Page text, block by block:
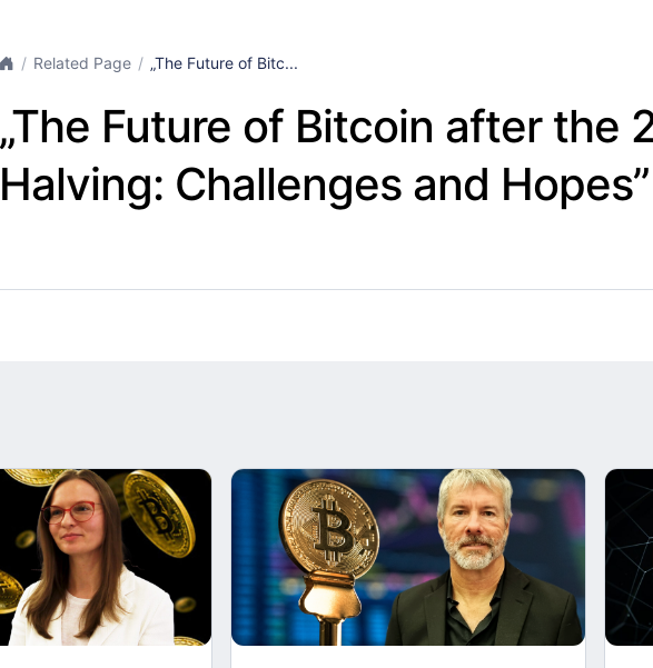
Related Page „The Future of Bitc...
„The Future of Bitcoin after the
Halving: Challenges and Hopes”